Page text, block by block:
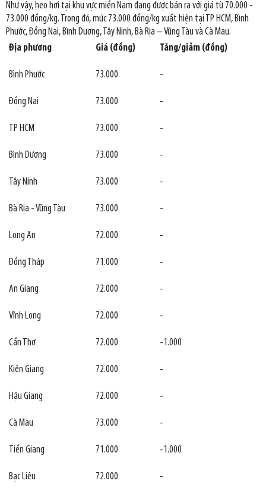
Như vậy, heo hơi tại khu vực miền Nam đang được bán ra với giá từ 70.000 -
73.000 đồng/kg. Trong đó, mức 73.000 đồng/kg xuất hiện tại TP HCM, Bình
Phước, Đồng Nai, Bình Dương, Tây Ninh, Bà Rịa – Vũng Tàu và Cà Mau.
Địa phương
Giá (đồng) Tăng/giảm (đồng)
Bình Phước 73.000 -
Đồng Nai 73.000 -
TP HCM 73.000 -
Bình Dương 73.000 -
Tây Ninh 73.000 -
Bà Rịa - Vũng Tàu 73.000 -
Long An 72.000 -
Đồng Tháp 71.000 -
An Giang 72.000 -
Vĩnh Long 72.000 -
Cần Thơ 72.000 -1.000
Kiên Giang 72.000 -
Hậu Giang 72.000 -
Cà Mau 73.000 -
Tiền Giang 71.000 -1.000
Bạc Liêu 72.000 -